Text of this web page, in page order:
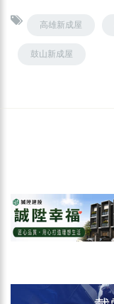
高雄新成屋
鼓山新成屋